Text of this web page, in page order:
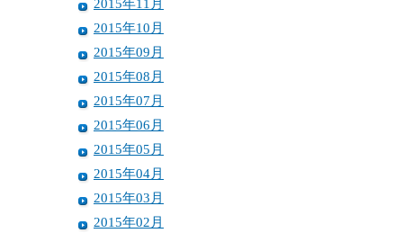
2015年11月
2015年10月
2015年09月
2015年08月
2015年07月
2015年06月
2015年05月
2015年04月
2015年03月
2015年02月